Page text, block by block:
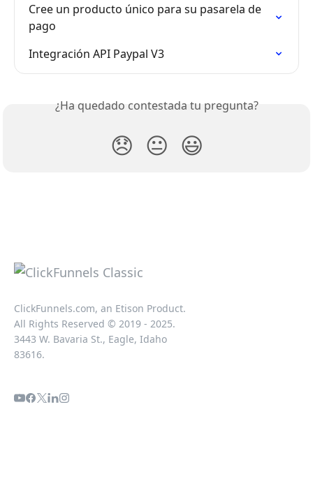
Cree un producto único para su pasarela de
pago
Integración API Paypal V3
¿Ha quedado contestada tu pregunta?
😞 😐 😃
ClickFunnels.com, an Etison Product.
All Rights Reserved © 2019 - 2025.
3443 W. Bavaria St., Eagle, Idaho
83616.